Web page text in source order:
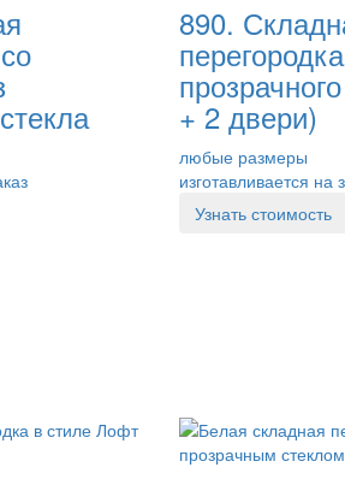
890.
+ 2 двери)
любые размеры
изготавливается на
Узнать стоимость